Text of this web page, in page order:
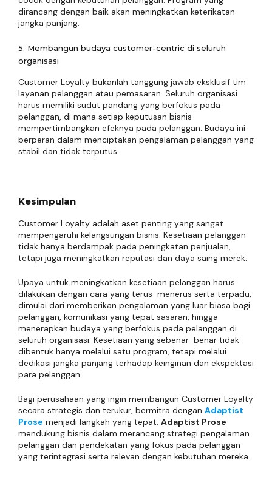
dirancang dengan baik akan meningkatkan keterikatan
jangka panjang.
5. Membangun budaya customer-centric di seluruh
organisasi
Customer Loyalty bukanlah tanggung jawab eksklusif tim
layanan pelanggan atau pemasaran. Seluruh organisasi
harus memiliki sudut pandang yang berfokus pada
pelanggan, di mana setiap keputusan bisnis
mempertimbangkan efeknya pada pelanggan. Budaya ini
berperan dalam menciptakan pengalaman pelanggan yang
stabil dan tidak terputus.
Kesimpulan
Customer Loyalty adalah aset penting yang sangat
mempengaruhi kelangsungan bisnis. Kesetiaan pelanggan
tidak hanya berdampak pada peningkatan penjualan,
tetapi juga meningkatkan reputasi dan daya saing merek.
Upaya untuk meningkatkan kesetiaan pelanggan harus
dilakukan dengan cara yang terus-menerus serta terpadu,
dimulai dari memberikan pengalaman yang luar biasa bagi
pelanggan, komunikasi yang tepat sasaran, hingga
menerapkan budaya yang berfokus pada pelanggan di
seluruh organisasi. Kesetiaan yang sebenar-benar tidak
dibentuk hanya melalui satu program, tetapi melalui
dedikasi jangka panjang terhadap keinginan dan ekspektasi
para pelanggan.
Bagi perusahaan yang ingin membangun Customer Loyalty
secara strategis dan terukur, bermitra dengan Adaptist
Prose menjadi langkah yang tepat. Adaptist Prose
mendukung bisnis dalam merancang strategi pengalaman
pelanggan dan pendekatan yang fokus pada pelanggan
yang terintegrasi serta relevan dengan kebutuhan mereka.